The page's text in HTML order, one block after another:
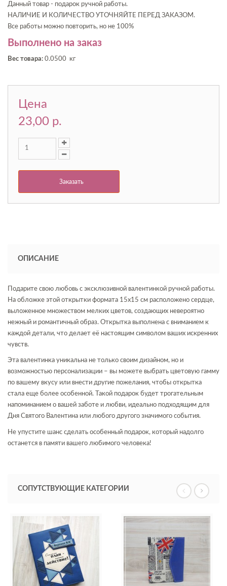
Данный товар - подарок ручной работы.
НАЛИЧИЕ И КОЛИЧЕСТВО УТОЧНЯЙТЕ ПЕРЕД ЗАКАЗОМ.
Все работы можно повторить, но не 100%
Выполнено на заказ
Вес товара: 0.0500 кг
Цена
23,00 p.
Заказать
ОПИСАНИЕ
Подарите свою любовь с эксклюзивной валентинкой ручной работы.
На обложке этой открытки формата 15x15 см расположено сердце,
выложенное множеством мелких цветов, создающих невероятно
нежный и романтичный образ. Открытка выполнена с вниманием к
каждой детали, что делает её настоящим символом ваших искренних
чувств.
Эта валентинка уникальна не только своим дизайном, но и
возможностью персонализации – вы можете выбрать цветовую гамму
по вашему вкусу или внести другие пожелания, чтобы открытка
стала еще более особенной. Такой подарок будет трогательным
напоминанием о вашей заботе и любви, идеально подходящим для
Дня Святого Валентина или любого другого значимого события.
Не упустите шанс сделать особенный подарок, который надолго
останется в памяти вашего любимого человека!
СОПУТСТВУЮЩИЕ КАТЕГОРИИ